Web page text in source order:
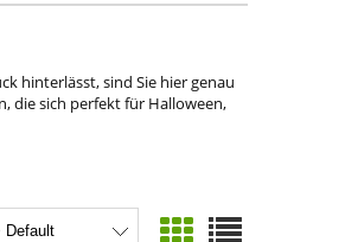
hinterlässt, sind Sie hier genau
die sich perfekt für Halloween,